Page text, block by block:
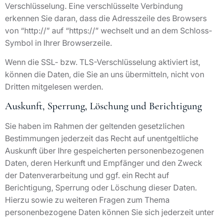
Verschlüsselung. Eine verschlüsselte Verbindung
erkennen Sie daran, dass die Adresszeile des Browsers
von “http://” auf “https://” wechselt und an dem Schloss-
Symbol in Ihrer Browserzeile.
Wenn die SSL- bzw. TLS-Verschlüsselung aktiviert ist,
können die Daten, die Sie an uns übermitteln, nicht von
Dritten mitgelesen werden.
Auskunft, Sperrung, Löschung und Berichtigung
Sie haben im Rahmen der geltenden gesetzlichen
Bestimmungen jederzeit das Recht auf unentgeltliche
Auskunft über Ihre gespeicherten personenbezogenen
Daten, deren Herkunft und Empfänger und den Zweck
der Datenverarbeitung und ggf. ein Recht auf
Berichtigung, Sperrung oder Löschung dieser Daten.
Hierzu sowie zu weiteren Fragen zum Thema
personenbezogene Daten können Sie sich jederzeit unter